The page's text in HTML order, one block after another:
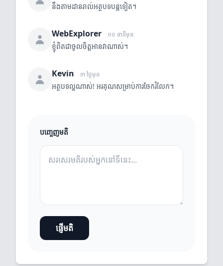
នឹងតាមដានរាល់អត្ថបទបន្តទៀត។
WebExplorer ១០ នាទីមុន
ខ្ញុំពិតជាចូលចិត្តអានវាណាស់។
Kevin ៣ ថ្ងៃមុន
អត្ថបទល្អណាស់! អរគុណសម្រាប់ការចែករំលែក។
បញ្ចេញមតិ
ផ្ញើមតិ